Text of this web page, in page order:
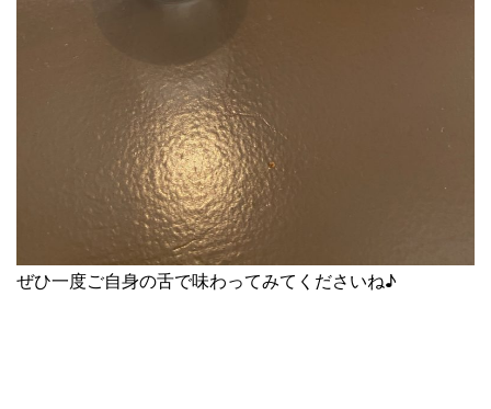
ぜひ一度ご自身の舌で味わってみてくださいね♪